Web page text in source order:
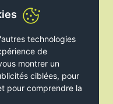
technologies
de
montrer un
ciblées, pour
pour comprendre la
Facebook